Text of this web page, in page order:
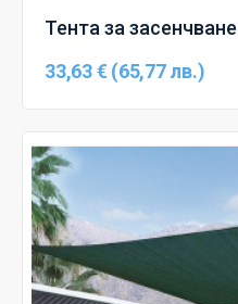
Тента за
33,63 € (65,77 лв.)